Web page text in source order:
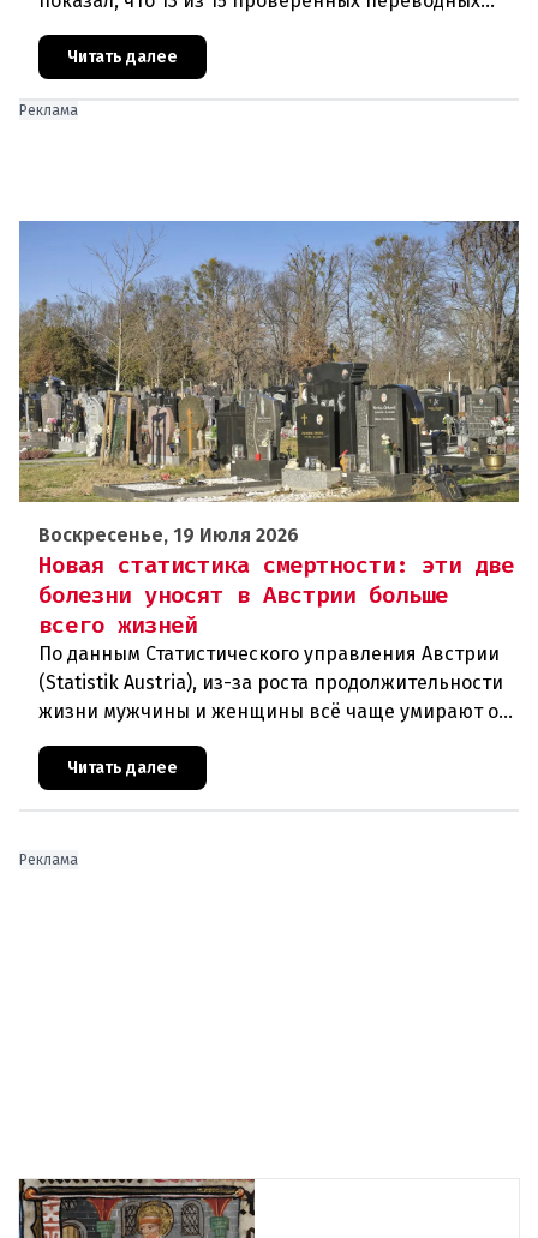
использованию из-за содержа
Читать далее
Реклама
Воскресенье, 19 Июля 2026
Новая статистика смертности: эти две
болезни уносят в Австрии больше
всего жизней
По данным Статистического управления Австрии
(Statistik Austria), из-за роста продолжительности
жизни мужчины и женщины всё чаще умирают от
Австрии скончались
Читать далее
Реклама